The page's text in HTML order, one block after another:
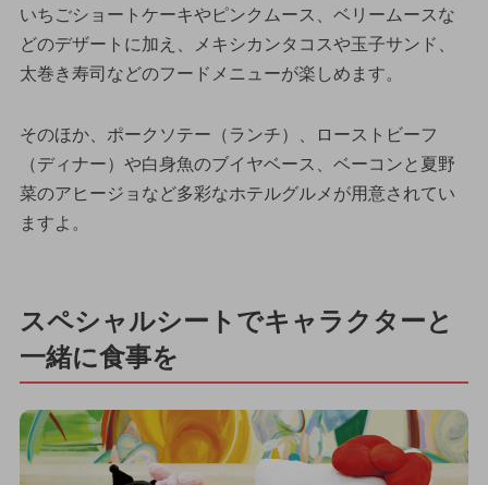
いちごショートケーキやピンクムース、ベリームースな
どのデザートに加え、メキシカンタコスや玉子サンド、
太巻き寿司などのフードメニューが楽しめます。
そのほか、ポークソテー（ランチ）、ローストビーフ
（ディナー）や白身魚のブイヤベース、ベーコンと夏野
菜のアヒージョなど多彩なホテルグルメが用意されてい
ますよ。
スペシャルシートでキャラクターと
一緒に食事を